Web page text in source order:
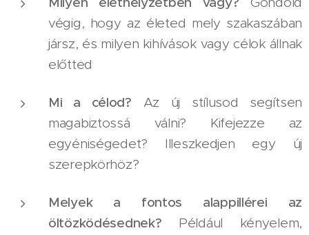
végig, hogy az életed mely szakaszában
jársz, és milyen kihívások vagy célok állnak
előtted
Mi a célod? Az új stílusod segítsen
magabiztossá válni? Kifejezze az
egyéniségedet? Illeszkedjen egy új
szerepkörhöz?
Melyek a fontos alappillérei az
öltözködésednek? Például kényelem,